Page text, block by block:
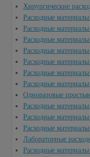
Хирургические
Расходные
Расходные
Расходные
Расходные
Расходные
Расходные материалы
Расходные
Одноразовые
Расходные
Расходные
Расходные
Лабораторные
Расходные